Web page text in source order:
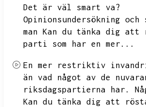
Det är väl smart va?
Opinionsundersökning
man Kan du tänka dig
parti som har en mer...
En mer restriktiv
än vad något av de
riksdagspartierna har.
Kan du tänka dig att